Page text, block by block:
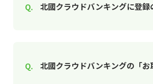
北國クラウドバンキングに登
北國クラウドバンキングの「